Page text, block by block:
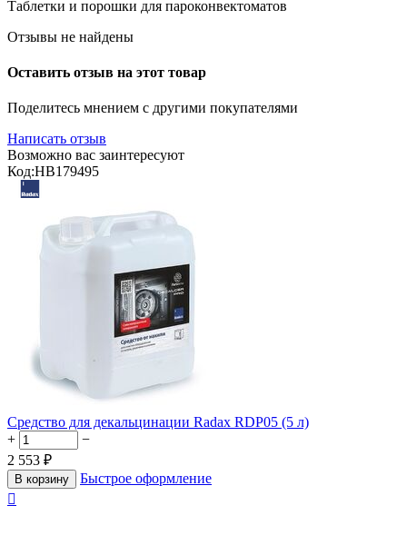
Таблетки и порошки для пароконвектоматов
Отзывы не найдены
Оставить отзыв на этот товар
Поделитесь мнением с другими покупателями
Написать отзыв
Возможно вас заинтересуют
Код:HB179495
Средство для декальцинации Radax RDP05 (5 л)
+
−
2 553 ₽
В корзину
Быстрое оформление
